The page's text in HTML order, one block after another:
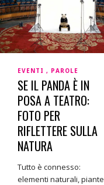
EVENTI PAROLE
SE IL PANDA È IN
POSA A TEATRO:
FOTO PER
RIFLETTERE SULLA
NATURA
Tutto è connesso:
elementi naturali, piante,